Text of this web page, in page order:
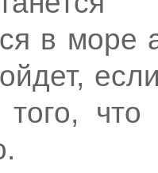
в море
что